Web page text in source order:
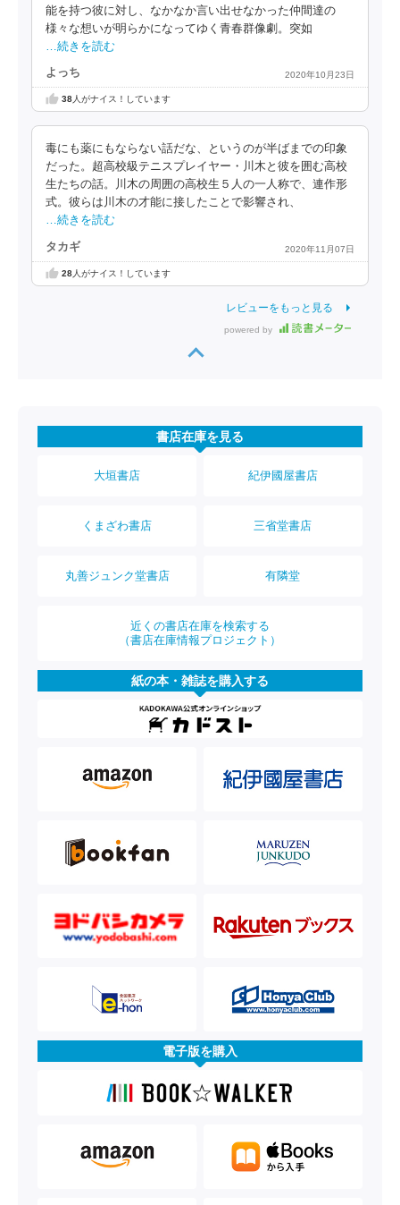
能を持つ彼に対し、なかなか言い出せなかった仲間達の
様々な想いが明らかになってゆく青春群像劇。突如
…続きを読む
よっち 2020年10月23日
38人がナイス！しています
毒にも薬にもならない話だな、というのが半ばまでの印象
だった。超高校級テニスプレイヤー・川木と彼を囲む高校
生たちの話。川木の周囲の高校生５人の一人称で、連作形
式。彼らは川木の才能に接したことで影響され、
…続きを読む
タカギ 2020年11月07日
28人がナイス！しています
レビューをもっと見る
powered by
書店在庫を見る
大垣書店 紀伊國屋書店
くまざわ書店 三省堂書店
丸善ジュンク堂書店 有隣堂
近くの書店在庫を検索する
（書店在庫情報プロジェクト）
紙の本・雑誌を購入する
電子版を購入